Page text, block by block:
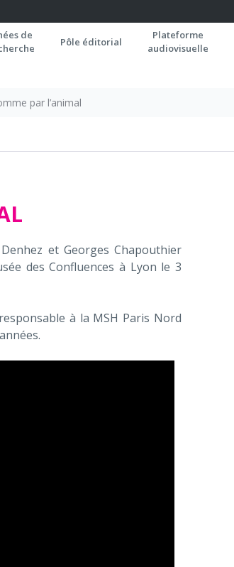
de
Pôle éditorial
Plateforme
audiovisuelle
par l’animal
et Georges Chapouthier
des Confluences à Lyon le 3
à la MSH Paris Nord